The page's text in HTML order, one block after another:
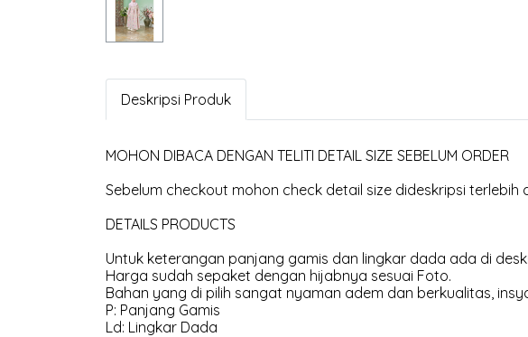
Deskripsi Produk
MOHON DIBACA DENGAN TELITI DETAIL SIZE SEBELUM ORDER
Sebelum checkout mohon check detail size dideskripsi terlebih
DETAILS PRODUCTS
Untuk keterangan panjang gamis dan lingkar dada ada di
Harga sudah sepaket dengan hijabnya sesuai Foto.
Bahan yang di pilih sangat nyaman adem dan berkualitas,
P: Panjang Gamis
Ld: Lingkar Dada